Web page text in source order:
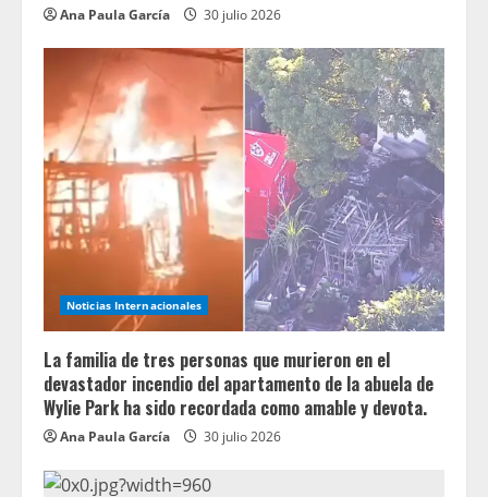
Ana Paula García 30 julio 2026
Noticias Internacionales
La familia de tres personas que murieron en el
devastador incendio del apartamento de la abuela de
Wylie Park ha sido recordada como amable y devota.
Ana Paula García 30 julio 2026